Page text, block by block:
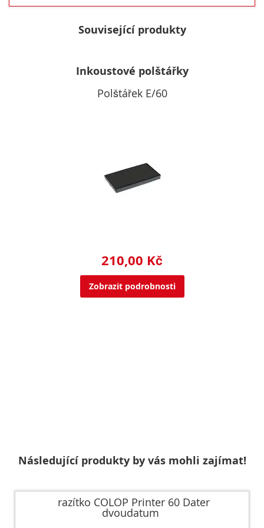
Související produkty
Inkoustové polštářky
Polštářek E/60
210,00 Kč
Zobrazit podrobnosti
Následující produkty by vás mohli zajímat!
razítko COLOP Printer 60 Dater
dvoudatum